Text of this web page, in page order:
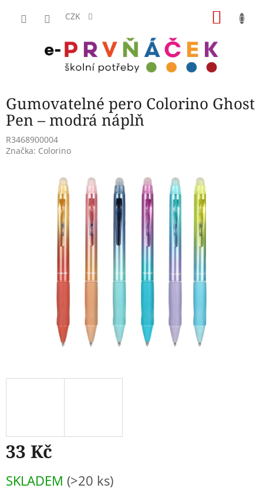
CZK
Gumovatelné pero Colorino Ghost
Pen – modrá náplň
R3468900004
Značka: Colorino
33 Kč
cena:
SKLADEM (>20 ks)